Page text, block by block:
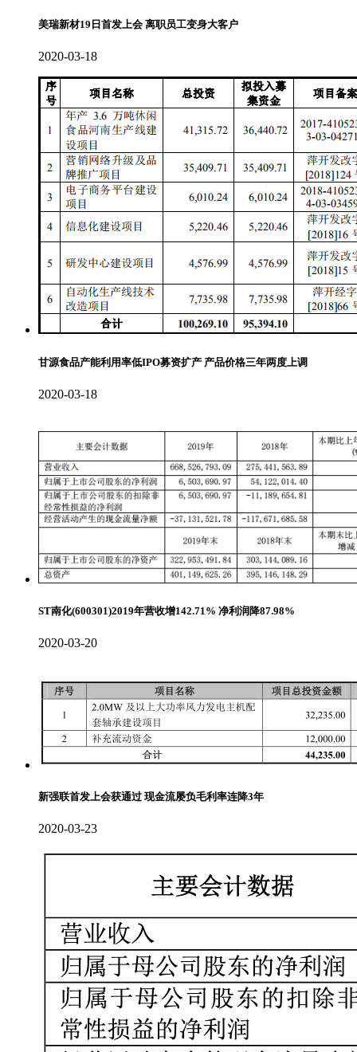
美瑞新材19日首发上会 离职员工变身大客户
2020-03-18
甘源食品产能利用率低IPO募资扩产 产品价格三年两度上调
2020-03-18
ST南化(600301)2019年营收增142.71% 净利润降87.98%
2020-03-20
新强联首发上会获通过 现金流屡负毛利率连降3年
2020-03-23